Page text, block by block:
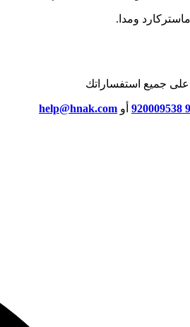
ومدا.
على جميع استفساراتك
أو help@hnak.com